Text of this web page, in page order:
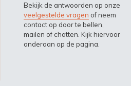
Bekijk de antwoorden op onze
veelgestelde vragen of neem
contact op door te bellen,
mailen of chatten. Kijk hiervoor
onderaan op de pagina.